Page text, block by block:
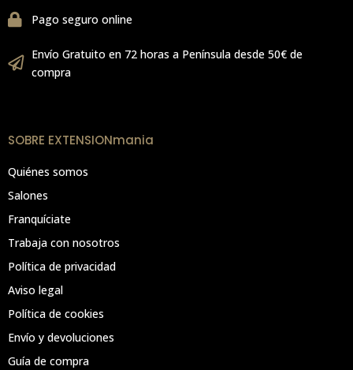
Pago seguro online
Envío Gratuito en 72 horas a Península desde 50€ de
compra
SOBRE EXTENSIONmania
Quiénes somos
Salones
Franquíciate
Trabaja con nosotros
Política de privacidad
Aviso legal
Política de cookies
Envío y devoluciones
Guía de compra